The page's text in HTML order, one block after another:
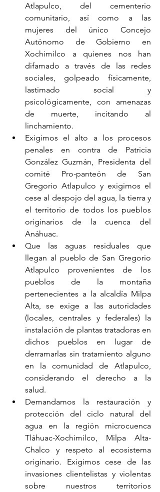
Atlapulco, del cementerio
comunitario, así como a las
mujeres del único Concejo
Autónomo de Gobierno en
Xochimilco a quienes nos han
difamado a través de las redes
sociales, golpeado físicamente,
lastimado social y
psicológicamente, con amenazas
de muerte, incitando al
linchamiento.
Exigimos el alto a los procesos
penales en contra de Patricia
González Guzmán, Presidenta del
comité Pro-panteón de San
Gregorio Atlapulco y exigimos el
cese al despojo del agua, la tierra y
el territorio de todos los pueblos
originarios de la cuenca del
Anáhuac.
Que las aguas residuales que
llegan al pueblo de San Gregorio
Atlapulco provenientes de los
pueblos de la montaña
pertenecientes a la alcaldía Milpa
Alta, se exige a las autoridades
(locales, centrales y federales) la
instalación de plantas tratadoras en
dichos pueblos en lugar de
derramarlas sin tratamiento alguno
en la comunidad de Atlapulco,
considerando el derecho a la
salud.
Demandamos la restauración y
protección del ciclo natural del
agua en la región microcuenca
Tláhuac-Xochimilco, Milpa Alta-
Chalco y respeto al ecosistema
originario. Exigimos cese de las
invasiones clientelistas y violentas
sobre nuestros territorios